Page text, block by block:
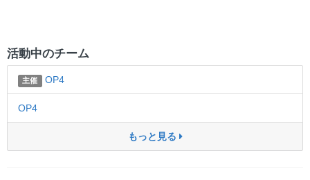
活動中のチーム
主催 OP4
OP4
もっと見る